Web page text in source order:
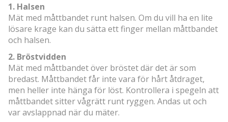
1. Halsen
Mät med måttbandet runt halsen. Om du vill ha en lite
lösare krage kan du sätta ett finger mellan måttbandet
och halsen.
2. Bröstvidden
Mät med måttbandet över bröstet där det är som
bredast. Måttbandet får inte vara för hårt åtdraget,
men heller inte hänga för löst. Kontrollera i spegeln att
måttbandet sitter vågrätt runt ryggen. Andas ut och
var avslappnad när du mäter.